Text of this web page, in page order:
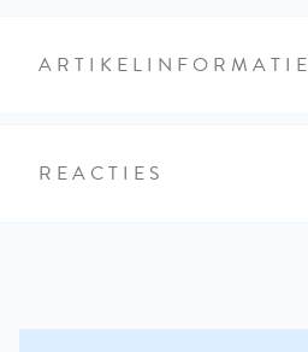
ARTIKELINFORMATIE
REACTIES